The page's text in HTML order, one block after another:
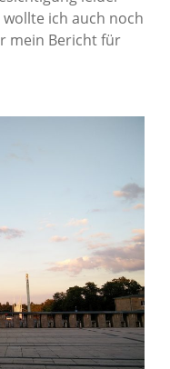
ich auch noch
mein Bericht für